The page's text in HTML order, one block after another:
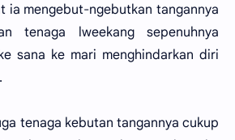
ia mengebut-ngebutkan tangannya
tenaga lweekang sepenuhnya
sana ke mari menghindarkan diri
tenaga kebutan tangannya cukup